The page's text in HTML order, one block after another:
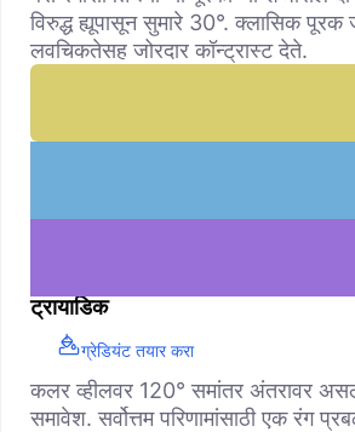
विरुद्ध ह्यूपासून सुमारे 30°. क्लासिक पूरक
लवचिकतेसह जोरदार कॉन्ट्रास्ट देते.
ट्रायाडिक
ग्रेडियंट तयार करा
कलर व्हीलवर 120° समांतर अंतरावर
समावेश. सर्वोत्तम परिणामांसाठी एक रंग